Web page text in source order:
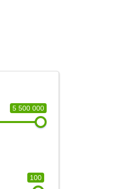
5 500 000
100